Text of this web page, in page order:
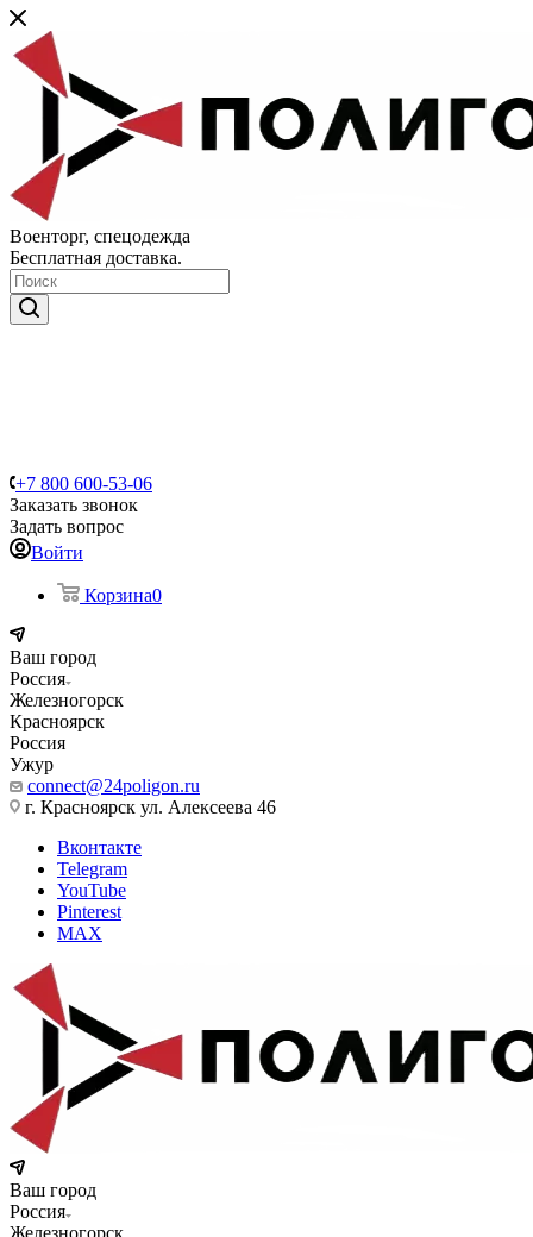
Военторг, спецодежда
Бесплатная доставка.
+7 800 600-53-06
Заказать звонок
Задать вопрос
Войти
Корзина0
Ваш город
Россия
Железногорск
Красноярск
Россия
Ужур
connect@24poligon.ru
г. Красноярск ул. Алексеева 46
Вконтакте
Telegram
YouTube
Pinterest
MAX
Ваш город
Россия
Железногорск